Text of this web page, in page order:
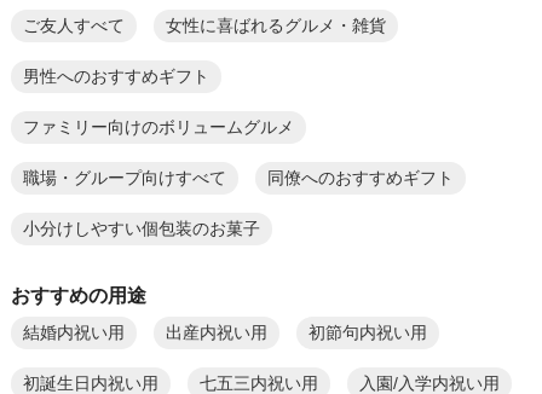
ご友人すべて 女性に喜ばれるグルメ・雑貨
男性へのおすすめギフト
ファミリー向けのボリュームグルメ
職場・グループ向けすべて 同僚へのおすすめギフト
小分けしやすい個包装のお菓子
おすすめの用途
結婚内祝い用 出産内祝い用 初節句内祝い用
初誕生日内祝い用 七五三内祝い用 入園/入学内祝い用